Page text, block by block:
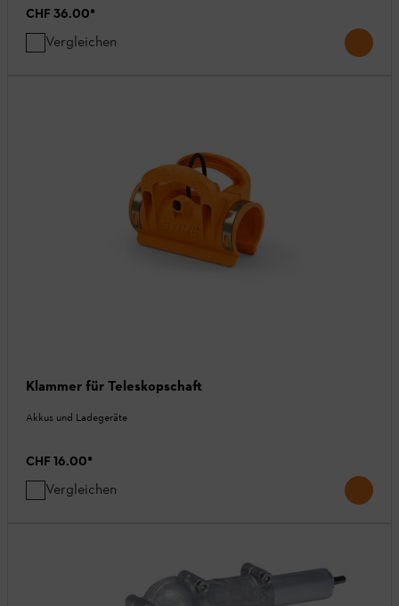
CHF 36.00*
Vergleichen
Klammer für Teleskopschaft
Akkus und Ladegeräte
CHF 16.00*
Vergleichen